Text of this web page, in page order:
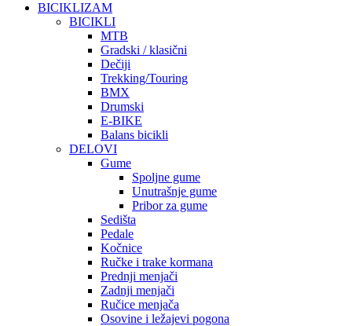
BICIKLIZAM
BICIKLI
MTB
Gradski / klasični
Dečiji
Trekking/Touring
BMX
Drumski
E-BIKE
Balans bicikli
DELOVI
Gume
Spoljne gume
Unutrašnje gume
Pribor za gume
Sedišta
Pedale
Kočnice
Ručke i trake kormana
Prednji menjači
Zadnji menjači
Ručice menjača
Osovine i ležajevi pogona